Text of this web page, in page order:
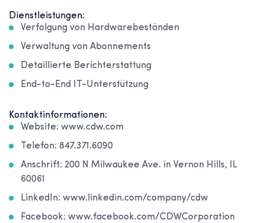
Dienstleistungen:
Verfolgung von Hardwarebeständen
Verwaltung von Abonnements
Detaillierte Berichterstattung
End-to-End IT-Unterstützung
Kontaktinformationen:
Website: www.cdw.com
Telefon: 847.371.6090
Anschrift: 200 N Milwaukee Ave. in Vernon Hills, IL
60061
LinkedIn: www.linkedin.com/company/cdw
Facebook: www.facebook.com/CDWCorporation